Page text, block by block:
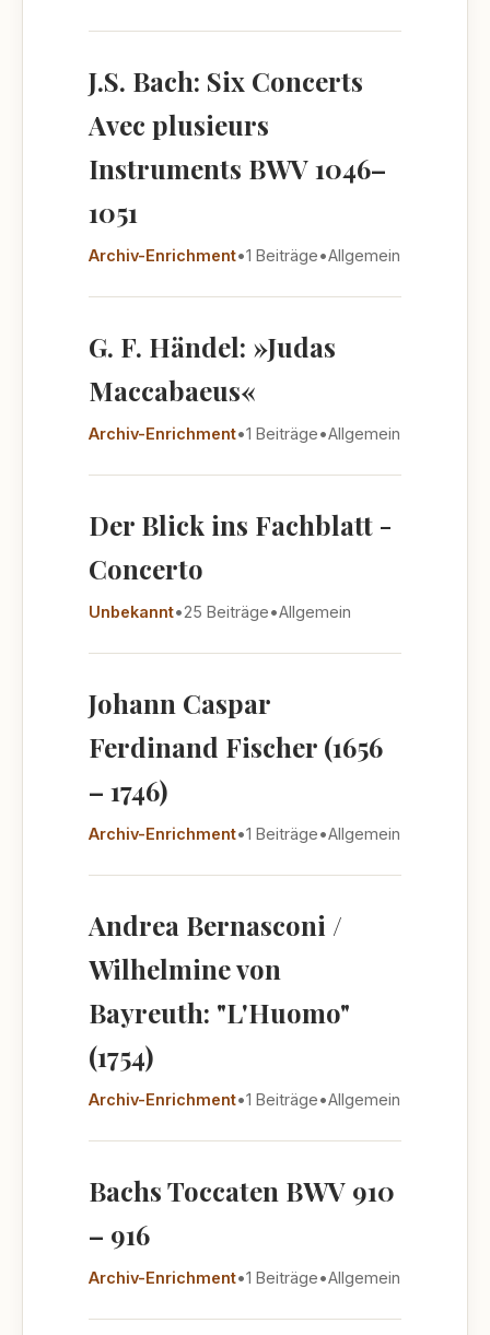
J.S. Bach: Six Concerts
Avec plusieurs
Instruments BWV 1046–
1051
Archiv-Enrichment•1 Beiträge•Allgemein
G. F. Händel: »Judas
Maccabaeus«
Archiv-Enrichment•1 Beiträge•Allgemein
Der Blick ins Fachblatt -
Concerto
Unbekannt•25 Beiträge•Allgemein
Johann Caspar
Ferdinand Fischer (1656
– 1746)
Archiv-Enrichment•1 Beiträge•Allgemein
Andrea Bernasconi /
Wilhelmine von
Bayreuth: "L'Huomo"
(1754)
Archiv-Enrichment•1 Beiträge•Allgemein
Bachs Toccaten BWV 910
– 916
Archiv-Enrichment•1 Beiträge•Allgemein